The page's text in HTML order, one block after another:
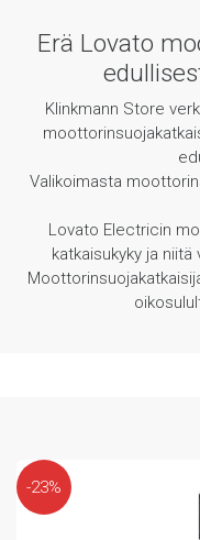
Erä Lovato
Klinkmann Store
Valikoimasta
Lovato Electricin
katkaisukyky ja niitä
-23%